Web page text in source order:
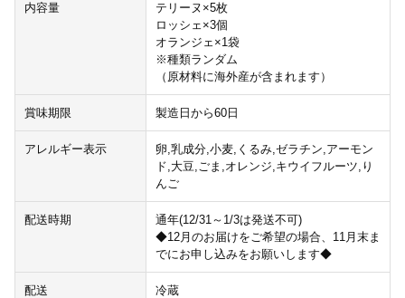
内容量
テリーヌ×5枚
ロッシェ×3個
オランジェ×1袋
※種類ランダム
（原材料に海外産が含まれます）
賞味期限 製造日から60日
アレルギー表示
卵,乳成分,小麦,くるみ,ゼラチン,アーモン
ド,大豆,ごま,オレンジ,キウイフルーツ,り
んご
配送時期
通年(12/31～1/3は発送不可)
◆12月のお届けをご希望の場合、11月末ま
でにお申し込みをお願いします◆
配送 冷蔵